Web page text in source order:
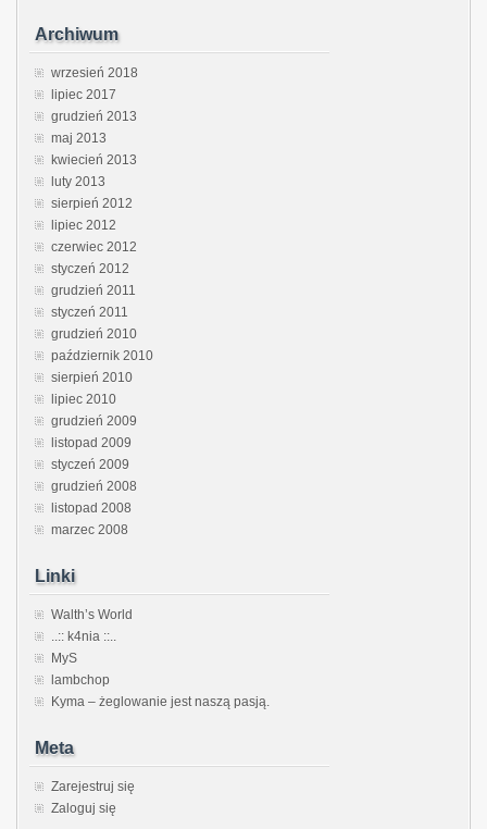
Archiwum
wrzesień 2018
lipiec 2017
grudzień 2013
maj 2013
kwiecień 2013
luty 2013
sierpień 2012
lipiec 2012
czerwiec 2012
styczeń 2012
grudzień 2011
styczeń 2011
grudzień 2010
październik 2010
sierpień 2010
lipiec 2010
grudzień 2009
listopad 2009
styczeń 2009
grudzień 2008
listopad 2008
marzec 2008
Linki
Walth’s World
..:: k4nia ::..
MyS
lambchop
Kyma – żeglowanie jest naszą pasją.
Meta
Zarejestruj się
Zaloguj się